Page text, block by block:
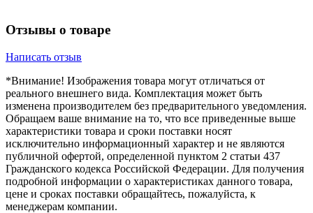
Отзывы о товаре
Написать отзыв
*Внимание! Изображения товара могут отличаться от
реального внешнего вида. Комплектация может быть
изменена производителем без предварительного уведомления.
Обращаем ваше внимание на то, что все приведенные выше
характеристики товара и сроки поставки носят
исключительно информационный характер и не являются
публичной офертой, определенной пунктом 2 статьи 437
Гражданского кодекса Российской Федерации. Для получения
подробной информации о характеристиках данного товара,
цене и сроках поставки обращайтесь, пожалуйста, к
менеджерам компании.